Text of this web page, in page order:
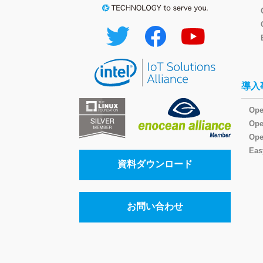
資料ダウンロード
お問い合わせ
導入